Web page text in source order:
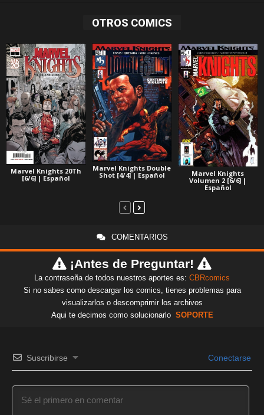
OTROS COMICS
Marvel Knights 20Th
[6/6] | Español
Marvel Knights Double
Shot [4/4] | Español
Marvel Knights
Volumen 2 [6/6] |
Español
COMENTARIOS
¡Antes de Preguntar!
La contraseña de todos nuestros aportes es: CBRcomics
Si no sabes como descargar los comics, tienes problemas para
visualizarlos o descomprimir los archivos
Aqui te decimos como solucionarlo SOPORTE
Suscribirse Conectarse